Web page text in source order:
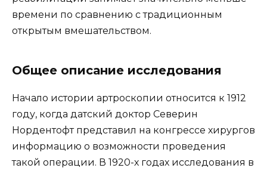
времени по сравнению с традиционным
открытым вмешательством.
Общее описание исследования
Начало истории артроскопии относится к 1912
году, когда датский доктор Северин
Нордентофт представил на конгрессе хирургов
информацию о возможности проведения
такой операции. В 1920-х годах исследования в